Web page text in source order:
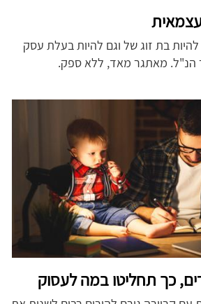
בת זוג של וגם להיות בעלת עסק
הנ"ל. מאתגר מאד, ללא ספק.
כך תחליטו במה לעסוק